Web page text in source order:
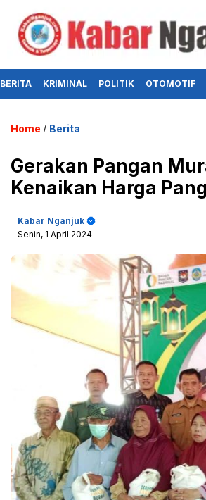
BERITA KRIMINAL POLITIK OTOMOTIF
Home / Berita
Gerakan Pangan
Kenaikan Harga
Kabar Nganjuk
Senin, 1 April 2024